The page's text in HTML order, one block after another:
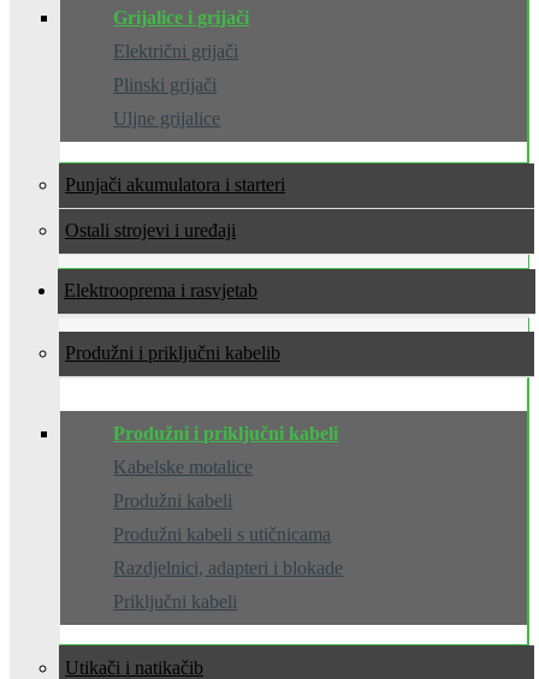
Grijalice i grijači
Električni grijači
Plinski grijači
Uljne grijalice
Punjači akumulatora i starteri
Ostali strojevi i uređaji
Elektrooprema i rasvjeta
Produžni i priključni kabeli
Produžni i priključni kabeli
Kabelske motalice
Produžni kabeli
Produžni kabeli s utičnicama
Razdjelnici, adapteri i blokade
Priključni kabeli
Utikači i natikači